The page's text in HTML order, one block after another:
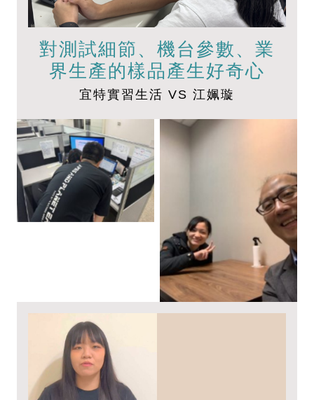
對測試細節、機台參數、業
界生產的樣品產生好奇心
宜特實習生活 VS 江姵璇